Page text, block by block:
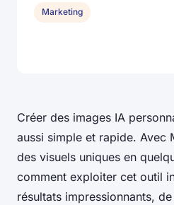
Créer des images IA
aussi simple et rapide. Avec
des visuels uniques en
comment exploiter cet outil
résultats impressionnants,
Marketing